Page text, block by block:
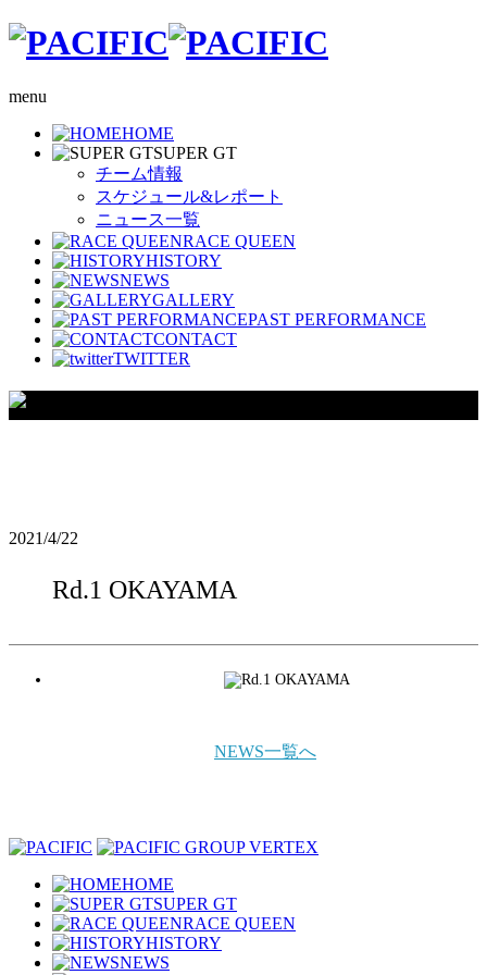
menu
HOME
SUPER GT
チーム情報
スケジュール&レポート
ニュース一覧
RACE QUEEN
HISTORY
NEWS
GALLERY
PAST PERFORMANCE
CONTACT
TWITTER
2021/4/22
Rd.1 OKAYAMA
NEWS一覧へ
HOME
SUPER GT
RACE QUEEN
HISTORY
NEWS